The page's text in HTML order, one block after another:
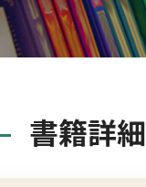
書籍詳細